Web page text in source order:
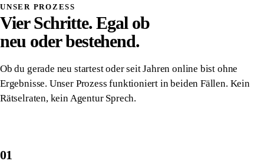
UNSER PROZESS
Vier Schritte. Egal ob
neu oder bestehend.
Ob du gerade neu startest oder seit Jahren online bist ohne
Ergebnisse. Unser Prozess funktioniert in beiden Fällen. Kein
Rätselraten, kein Agentur Sprech.
01